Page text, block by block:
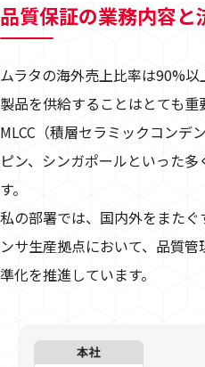
品質保証の業務内容と
ムラタの海外売上比率は90%
製品を供給することはとても重
MLCC（積層セラミックコンデ
ピン、シンガポールといった
す。
私の部署では、国内外をまた
ンサ生産拠点において、品質
準化を推進しています。